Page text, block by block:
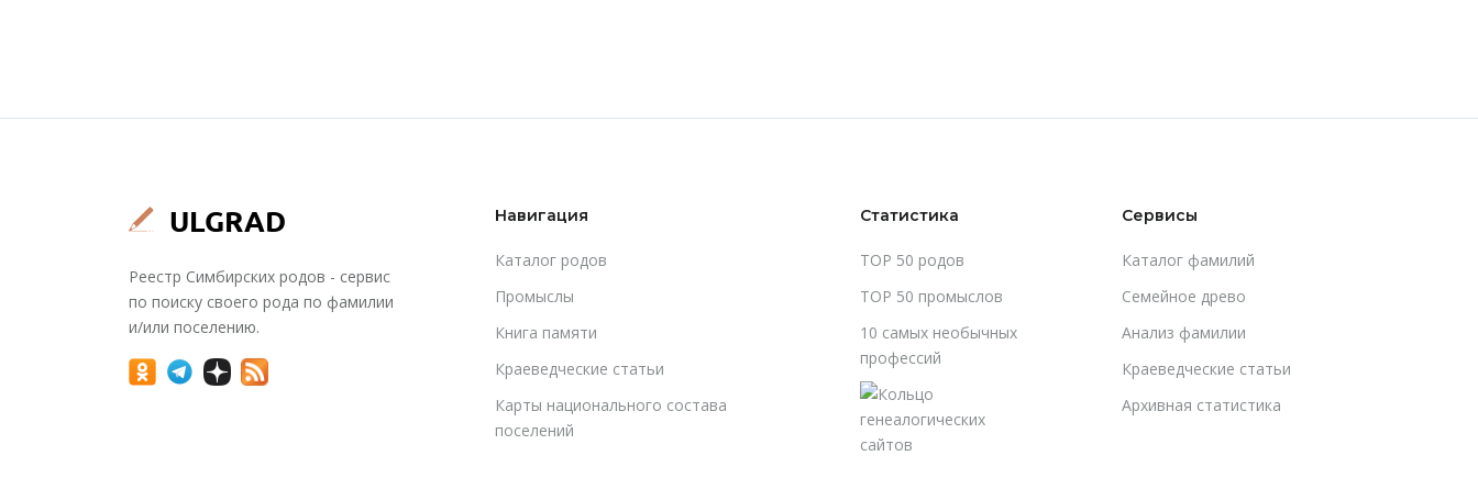
Реестр Симбирских родов - сервис
по поиску своего рода по фамилии
и/или поселению.
Навигация
Каталог родов
Промыслы
Книга памяти
Краеведческие статьи
Карты национального состава
поселений
Статистика
TOP 50 родов
TOP 50 промыслов
10 самых необычных
профессий
Сервисы
Каталог фамилий
Cемейное древо
Анализ фамилии
Краеведческие статьи
Архивная статистика